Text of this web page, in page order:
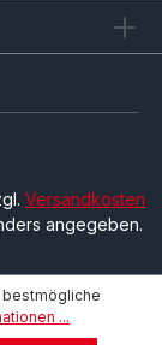
Versandkosten
angegeben.
...